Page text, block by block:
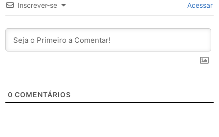
Inscrever-se Acessar
0 COMENTÁRIOS